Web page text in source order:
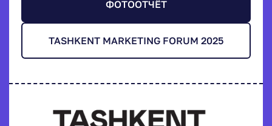
ФОТООТЧЁТ
TASHKENT MARKETING FORUM 2025